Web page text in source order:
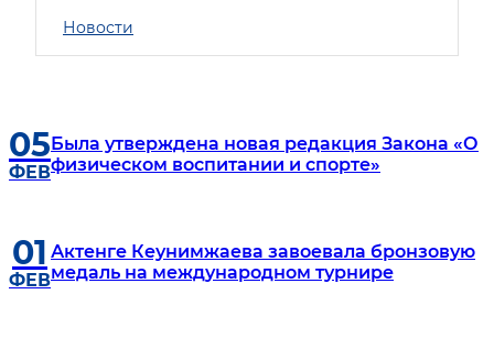
Новости
05
ФЕВ
Была утверждена новая редакция Закона «О
физическом воспитании и спорте»
01
ФЕВ
Актенге Кеунимжаева завоевала бронзовую
медаль на международном турнире